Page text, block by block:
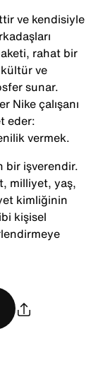
ve kendisiyle
rahat bir
kültür ve
sunar.
Nike çalışanı
eder:
vermek.
bir işverendir.
milliyet, yaş,
kimliğinin
kişisel